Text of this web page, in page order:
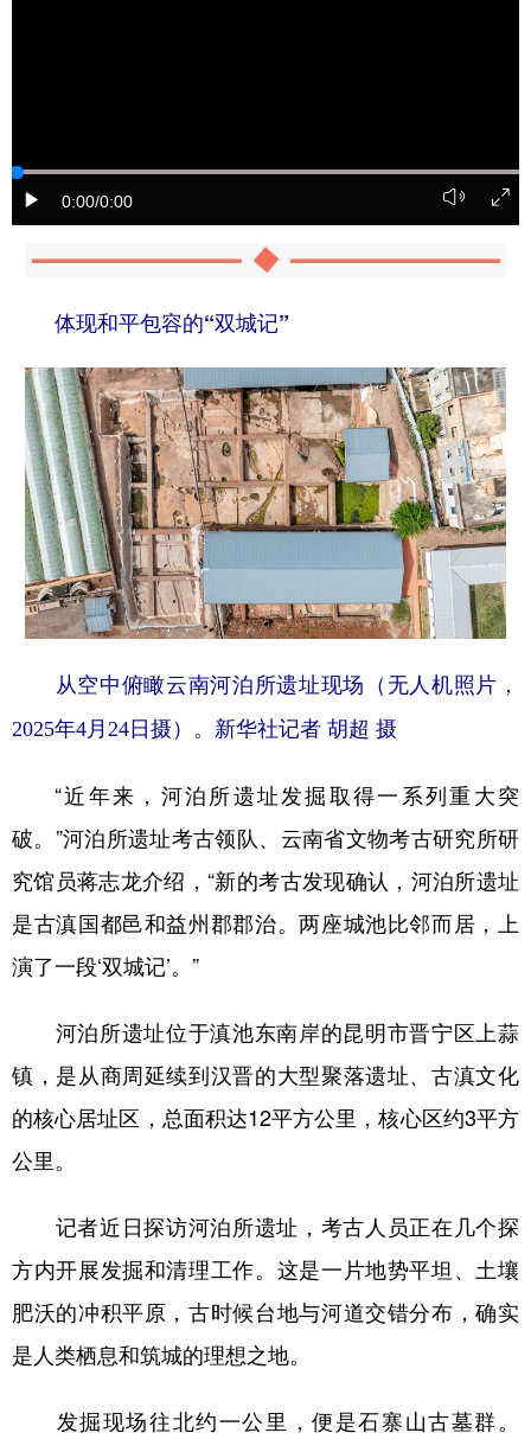
0:00/0:00
体现和平包容的“双城记”
从空中俯瞰云南河泊所遗址现场（无人机照片，
2025年4月24日摄）。新华社记者 胡超 摄
“近年来，河泊所遗址发掘取得一系列重大突
破。”河泊所遗址考古领队、云南省文物考古研究所研
究馆员蒋志龙介绍，“新的考古发现确认，河泊所遗址
是古滇国都邑和益州郡郡治。两座城池比邻而居，上
演了一段‘双城记’。”
河泊所遗址位于滇池东南岸的昆明市晋宁区上蒜
镇，是从商周延续到汉晋的大型聚落遗址、古滇文化
的核心居址区，总面积达12平方公里，核心区约3平方
公里。
记者近日探访河泊所遗址，考古人员正在几个探
方内开展发掘和清理工作。这是一片地势平坦、土壤
肥沃的冲积平原，古时候台地与河道交错分布，确实
是人类栖息和筑城的理想之地。
发掘现场往北约一公里，便是石寨山古墓群。